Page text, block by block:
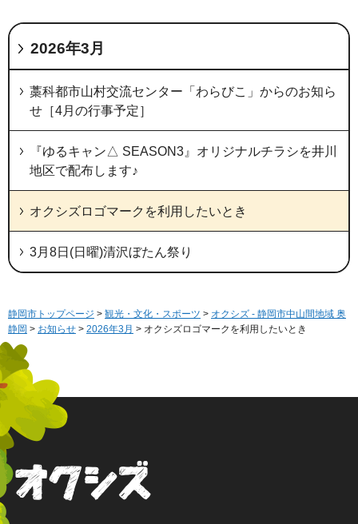
2026年3月
藁科都市山村交流センター「わらびこ」からのお知ら
せ［4月の行事予定］
『ゆるキャン△ SEASON3』オリジナルチラシを井川
地区で配布します♪
オクシズロゴマークを利用したいとき
3月8日(日曜)清沢ぼたん祭り
静岡市トップページ > 観光・文化・スポーツ > オクシズ - 静岡市中山間地域 奥
静岡 > お知らせ > 2026年3月 > オクシズロゴマークを利用したいとき